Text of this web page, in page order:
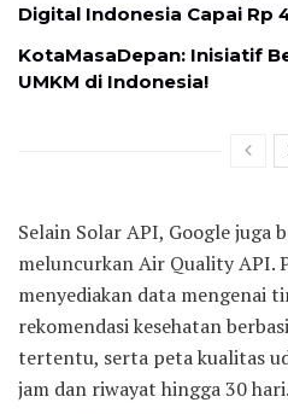
Digital Indonesia Capai Rp
KotaMasaDepan: Inisiatif
UMKM di Indonesia!
Selain Solar API, Google juga
meluncurkan Air Quality API.
menyediakan data mengenai
rekomendasi kesehatan
tertentu, serta peta kualitas
jam dan riwayat hingga 30 hari.